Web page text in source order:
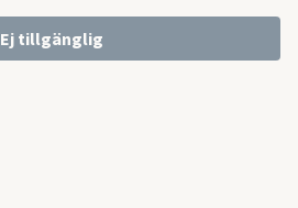
Ej tillgänglig